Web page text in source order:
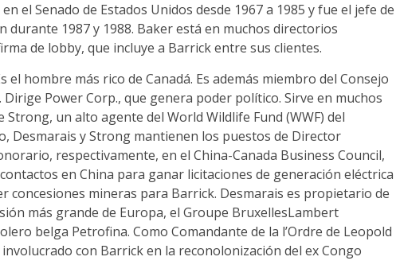
en el Senado de Estados Unidos desde 1967 a 1985 y fue el jefe de
durante 1987 y 1988. Baker está en muchos directorios
de lobby, que incluye a Barrick entre sus clientes.
el hombre más rico de Canadá. Es además miembro del Consejo
Dirige Power Corp., que genera poder político. Sirve en muchos
un alto agente del World Wildlife Fund (WWF) del
Desmarais y Strong mantienen los puestos de Director
respectivamente, en el China-Canada Business Council,
en China para ganar licitaciones de generación eléctrica
concesiones mineras para Barrick. Desmarais es propietario de
más grande de Europa, el Groupe BruxellesLambert
belga Petrofina. Como Comandante de la l’Ordre de Leopold
con Barrick en la reconolonización del ex Congo